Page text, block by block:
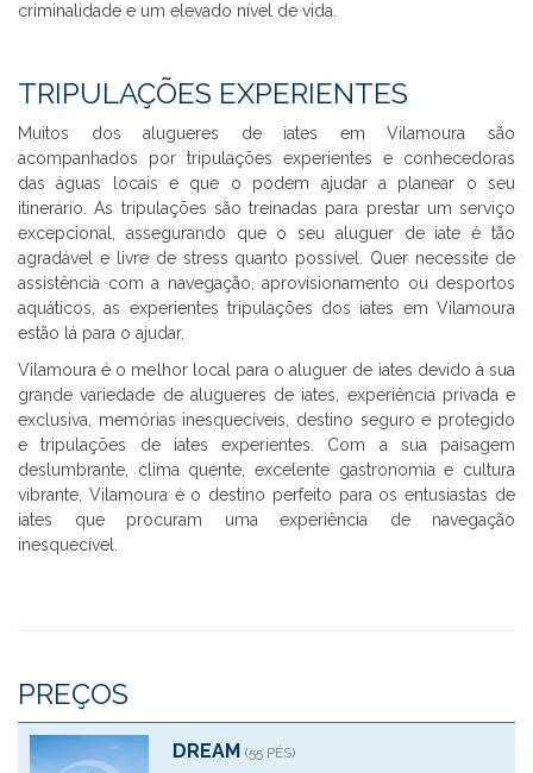
criminalidade e um elevado nível de vida.
TRIPULAÇÕES EXPERIENTES
Muitos dos alugueres de iates em Vilamoura são
acompanhados por tripulações experientes e conhecedoras
das águas locais e que o podem ajudar a planear o seu
itinerário. As tripulações são treinadas para prestar um serviço
excepcional, assegurando que o seu aluguer de iate é tão
agradável e livre de stress quanto possível. Quer necessite de
assistência com a navegação, aprovisionamento ou desportos
aquáticos, as experientes tripulações dos iates em Vilamoura
estão lá para o ajudar.
Vilamoura é o melhor local para o aluguer de iates devido à sua
grande variedade de alugueres de iates, experiência privada e
exclusiva, memórias inesquecíveis, destino seguro e protegido
e tripulações de iates experientes. Com a sua paisagem
deslumbrante, clima quente, excelente gastronomia e cultura
vibrante, Vilamoura é o destino perfeito para os entusiastas de
iates que procuram uma experiência de navegação
inesquecível.
PREÇOS
DREAM (55 PÉS)